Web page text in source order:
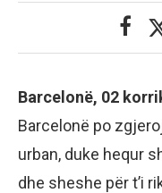
Barcelonë, 02
Barcelonë po
urban, duke hequr
dhe sheshe për t’i